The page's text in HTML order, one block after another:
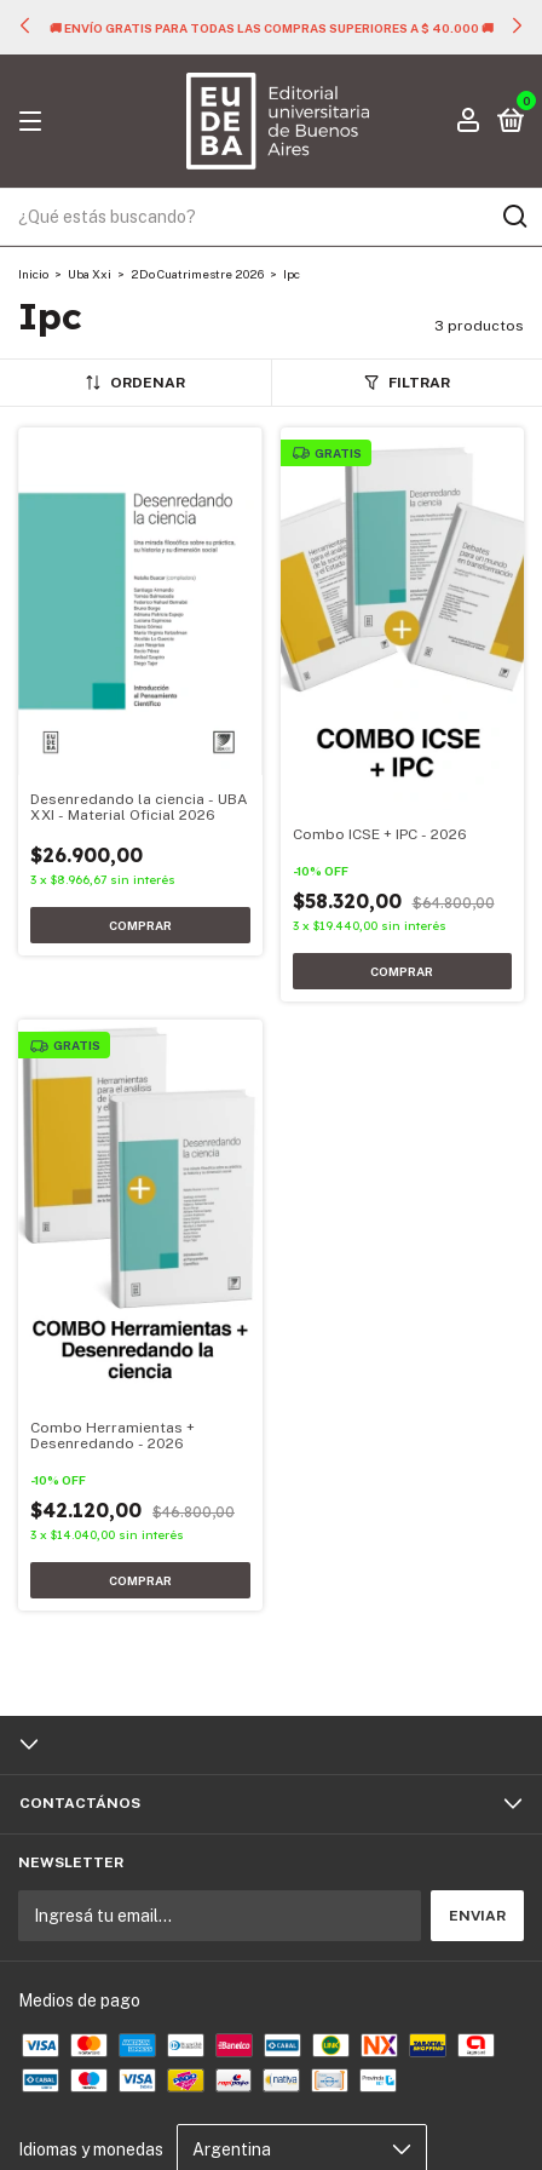
🚚 ENVÍO GRATIS PARA TODAS LAS COMPRAS SUPERIORES A $ 40.000 🚚
0
Inicio > Uba Xxi > 2Do Cuatrimestre 2026 > Ipc
Ipc 3 productos
ORDENAR FILTRAR
Desenredando la ciencia - UBA
XXI - Material Oficial 2026
$26.900,00
3 x $8.966,67 sin interés
GRATIS
Combo ICSE + IPC - 2026
-10% OFF
$58.320,00 $64.800,00
3 x $19.440,00 sin interés
GRATIS
Combo Herramientas +
Desenredando - 2026
-10% OFF
$42.120,00 $46.800,00
3 x $14.040,00 sin interés
CONTACTÁNOS
NEWSLETTER
Medios de pago
Idiomas y monedas